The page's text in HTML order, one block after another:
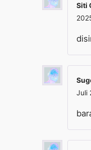
Siti
Juli